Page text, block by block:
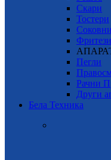
Скари
Тостери
Фритези
Пегли
Рачни
Други
Бела Техника